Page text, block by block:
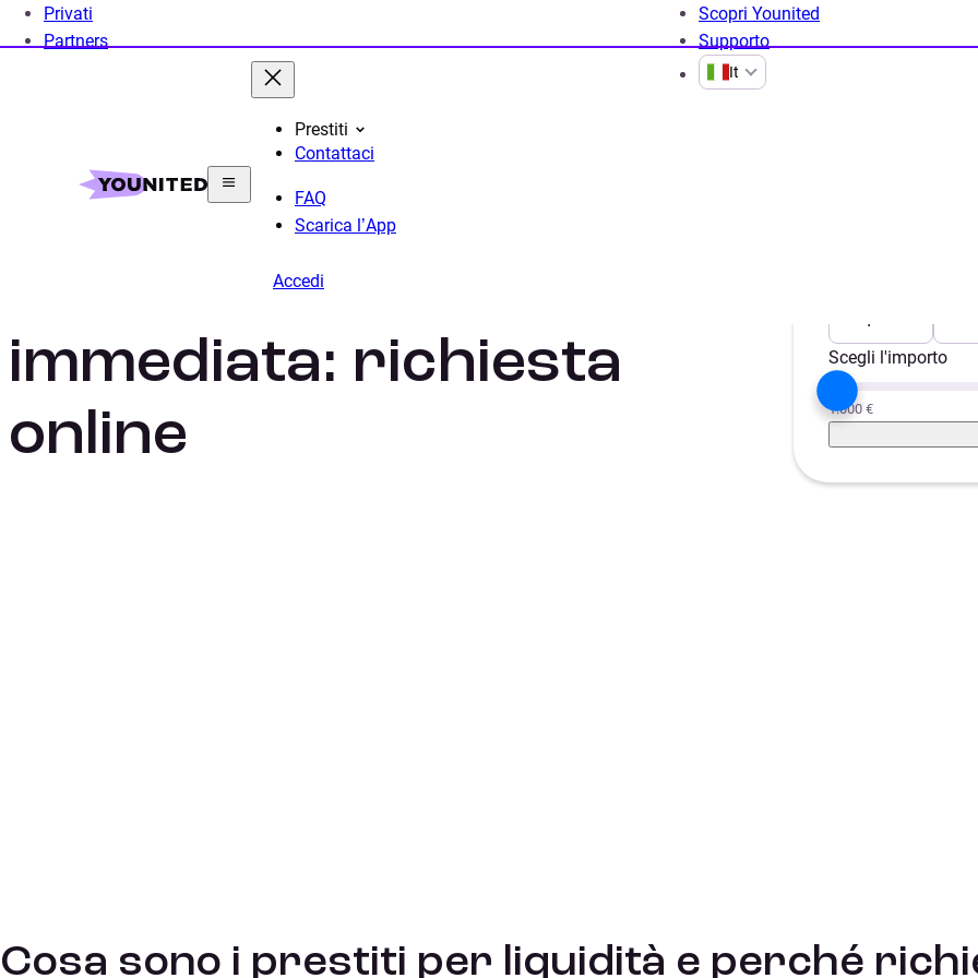
Privati
Partners
Scopri Younited
Supporto
It
Prestiti
Contattaci
FAQ
Scarica l’App
Accedi
Prestito Personale Prestiti per Liquidità
Prestito per liquidità
immediata: richiesta
online
Scegli l'importo
1.000 €
Cosa sono i prestiti per liquidità e perché